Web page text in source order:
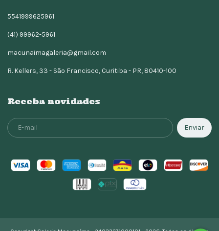
5541999625961
(41) 99962-5961
macunaimagaleria@gmail.com
R. Kellers, 33 - São Francisco, Curitiba - PR, 80410-100
Receba novidades